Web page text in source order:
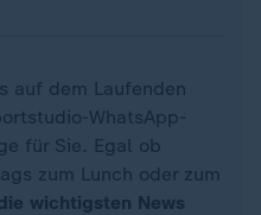
auf dem Laufenden
WhatsApp-
für Sie. Egal ob
zum Lunch oder zum
wichtigsten News